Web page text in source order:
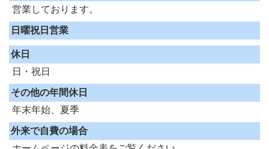
営業しております。
日曜祝日営業
休日
日・祝日
その他の年間休日
年末年始、夏季
外来で自費の場合